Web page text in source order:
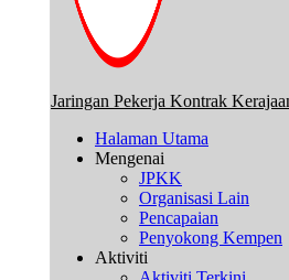
Jaringan Pekerja Kontrak
Halaman Utama
Mengenai
JPKK
Organisasi Lain
Pencapaian
Penyokong Kempen
Aktiviti